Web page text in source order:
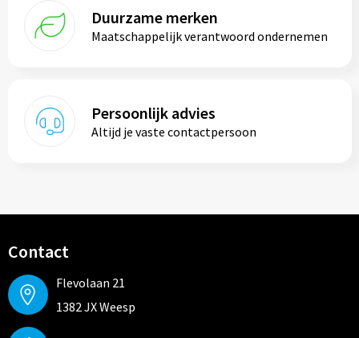
Duurzame merken
Maatschappelijk verantwoord ondernemen
Persoonlijk advies
Altijd je vaste contactpersoon
Contact
Flevolaan 21
1382 JX Weesp